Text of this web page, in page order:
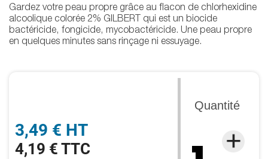
3,49 € HT
4,19 € TTC
Quantité
Gardez votre peau propre grâce au flacon de chlorhexidine
alcoolique colorée 2% GILBERT qui est un biocide
bactéricide, fongicide, mycobactéricide. Une peau propre
en quelques minutes sans rinçage ni essuyage.